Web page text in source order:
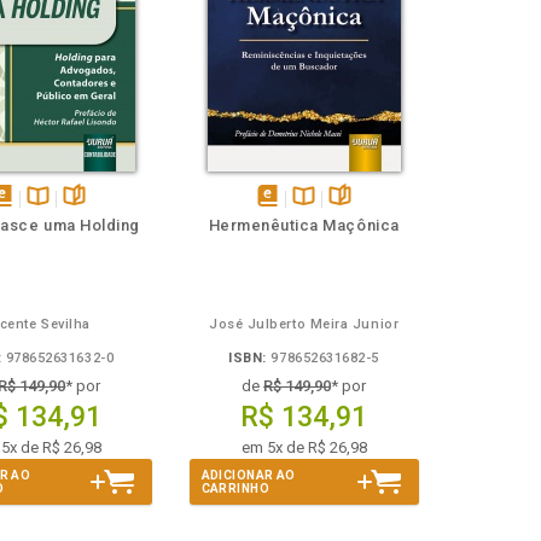
Disponível
páginas
uma Holding
Sevilha
978652631632-0
149,90* por
134,91
de R$ 26,98
AO
disponívelDisponível
páginas
Hermenêutica Maçônica
José Julberto Meira Junior
ISBN: 978652631682-5
deR$ 149,90* por
R$ 134,91
em 5x de R$ 26,98
ADICIONAR AO
CARRINHO